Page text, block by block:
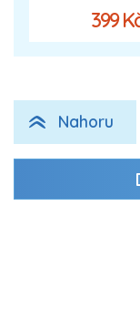
399
Nahoru